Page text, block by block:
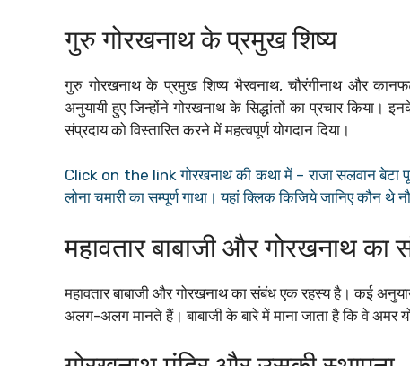
गुरु गोरखनाथ के प्रमुख शिष्य
गुरु गोरखनाथ के प्रमुख शिष्य भैरवनाथ, चौरंगीनाथ और
अनुयायी हुए जिन्होंने गोरखनाथ के सिद्धांतों का प्रचार किया।
संप्रदाय को विस्तारित करने में महत्वपूर्ण योगदान दिया।
Click on the link गोरखनाथ की कथा में – राजा सलवान बेटा
लोना चमारी का सम्पूर्ण गाथा। यहां क्लिक किजिये जानिए कौन थे
महावतार बाबाजी और गोरखनाथ का
महावतार बाबाजी और गोरखनाथ का संबंध एक रहस्य है। कई
अलग-अलग मानते हैं। बाबाजी के बारे में माना जाता है कि वे अमर